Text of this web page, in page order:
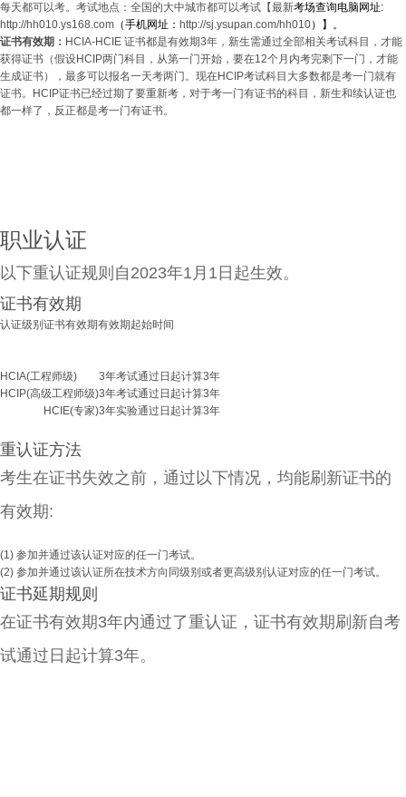
每天都可以考。考试地点：全国的大中城市都可以考试【最新考场查询电脑网址:
http://hh010.ys168.com （手机网址： http://sj.ysupan.com/hh010）
】。
证书有效期： HCIA-HCIE 证书都是有效期3年，新生需通过全部相关考试科目，才能
获得证书（假设HCIP两门科目，从第一门开始，要在12个月内考完剩下一门，才能
生成证书），最多可以报名一天考两门。现在HCIP考试科目大多数都是考一门就有
证书。HCIP证书已经过期了要重新考，对于考一门有证书的科目，新生和续认证也
都一样了，反正都是考一门有证书。
职业认证
以下重认证规则自2023年1月1日起生效。
证书有效期
认证级别 证书有效期有效期起始时间
HCIA(工程师级) 3年考试通过日起计算3年
HCIP(高级工程师级)3年考试通过日起计算3年
HCIE(专家)3年实验通过日起计算3年
重认证方法
考生在证书失效之前，通过以下情况，均能刷新证书的
有效期:
(1) 参加并通过该认证对应的任一门考试。
(2) 参加并通过该认证所在技术方向同级别或者更高级别认证对应的任一门考试。
证书延期规则
在证书有效期3年内通过了重认证，证书有效期刷新自考
试通过日起计算3年。